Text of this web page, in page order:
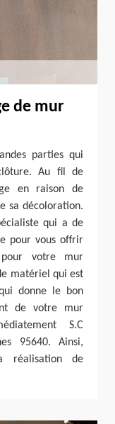
de mur
parties qui
Au fil de
en raison de
sa décoloration.
qui a de
pour vous offrir
votre mur
matériel qui est
donne le bon
de votre mur
S.C
95640. Ainsi,
réalisation de